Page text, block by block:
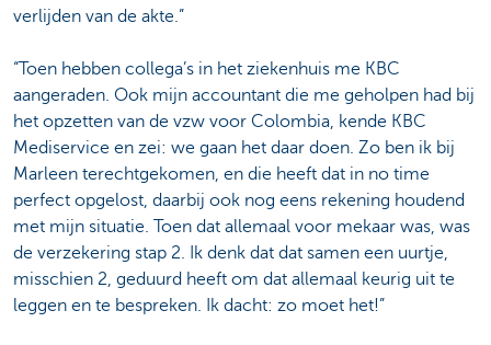
verlijden van de akte.”
“Toen hebben collega’s in het ziekenhuis me KBC
aangeraden. Ook mijn accountant die me geholpen had bij
het opzetten van de vzw voor Colombia, kende KBC
Mediservice en zei: we gaan het daar doen. Zo ben ik bij
Marleen terechtgekomen, en die heeft dat in no time
perfect opgelost, daarbij ook nog eens rekening houdend
met mijn situatie. Toen dat allemaal voor mekaar was, was
de verzekering stap 2. Ik denk dat dat samen een uurtje,
misschien 2, geduurd heeft om dat allemaal keurig uit te
leggen en te bespreken. Ik dacht: zo moet het!”